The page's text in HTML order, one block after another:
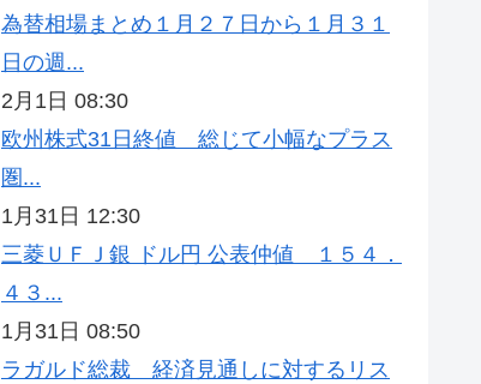
為替相場まとめ１月２７日から１月３１
日の週...
2月1日 08:30
欧州株式31日終値 総じて小幅なプラス
圏...
1月31日 12:30
三菱ＵＦＪ銀 ドル円 公表仲値 １５４．
４３...
1月31日 08:50
ラガルド総裁 経済見通しに対するリス